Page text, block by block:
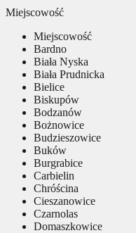
Miejscowość
Miejscowość
Bardno
Biała Nyska
Biała Prudnicka
Bielice
Biskupów
Bodzanów
Bożnowice
Budzieszowice
Buków
Burgrabice
Carbielin
Chróścina
Cieszanowice
Czarnolas
Domaszkowice